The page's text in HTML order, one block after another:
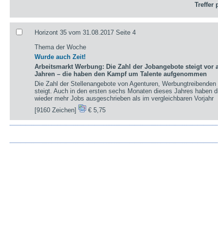
Treffer
Horizont 35 vom 31.08.2017 Seite 4
Thema der Woche
Wurde auch Zeit!
Arbeitsmarkt Werbung: Die Zahl der Jobangebote steigt vor
Jahren – die haben den Kampf um Talente aufgenommen
Die Zahl der Stellenangebote von Agenturen,
steigt. Auch in den ersten sechs Monaten dieses Jahres haben
wieder mehr Jobs ausgeschrieben als im vergleichbaren Vorjahr
[9160 Zeichen]
€ 5,75